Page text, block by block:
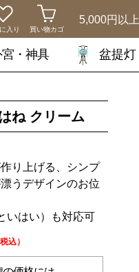
5,000円以上
入り 買い物カゴ
・神具 盆提灯
ね クリーム
り上げる、シンプ
うデザインのお位
いはい）も対応可
税込）